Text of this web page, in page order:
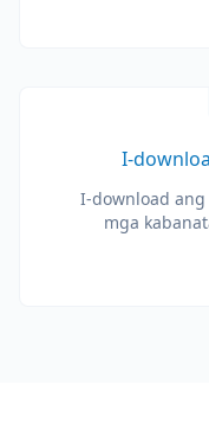
I-
I-download
mga